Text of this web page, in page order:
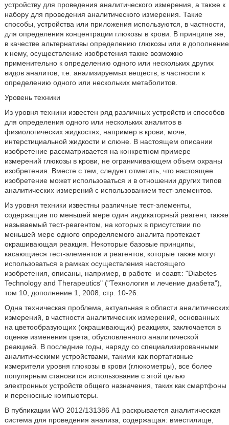
устройству для проведения аналитического измерения, а также к
набору для проведения аналитического измерения. Такие
способы, устройства или приложения используются, в частности,
для определения концентрации глюкозы в крови. В принципе же,
в качестве альтернативы определению глюкозы или в дополнение
к нему, осуществление изобретения также возможно
применительно к определению одного или нескольких других
видов аналитов, т.е. анализируемых веществ, в частности к
определению одного или нескольких метаболитов.
Уровень техники
Из уровня техники известен ряд различных устройств и способов
для определения одного или нескольких аналитов в
физиологических жидкостях, например в крови, моче,
интерстициальной жидкости и слюне. В настоящем описании
изобретение рассматривается на конкретном примере
измерений глюкозы в крови, не ограничивающем объем охраны
изобретения. Вместе с тем, следует отметить, что настоящее
изобретение может использоваться и в отношении других типов
аналитических измерений с использованием тест-элементов.
Из уровня техники известны различные тест-элементы,
содержащие по меньшей мере один индикаторный реагент, также
называемый тест-реагентом, на которых в присутствии по
меньшей мере одного определяемого аналита протекает
окрашивающая реакция. Некоторые базовые принципы,
касающиеся тест-элементов и реагентов, которые также могут
использоваться в рамках осуществления настоящего
изобретения, описаны, например, в работе и соавт.: "Diabetes
Technology and Therapeutics" ("Технология и лечение диабета"),
том 10, дополнение 1, 2008, стр. 10-26.
Одна техническая проблема, актуальная в области аналитических
измерений, в частности аналитических измерений, основанных
на цветообразующих (окрашивающих) реакциях, заключается в
оценке изменения цвета, обусловленного аналитической
реакцией. В последние годы, наряду со специализированными
аналитическими устройствами, такими как портативные
измерители уровня глюкозы в крови (глюкометры), все более
популярным становится использование с этой целью
электронных устройств общего назначения, таких как смартфоны
и переносные компьютеры.
В публикации WO 2012/131386 А1 раскрывается аналитическая
система для проведения анализа, содержащая: вместилище,